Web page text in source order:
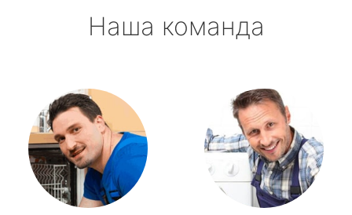
Наша команда